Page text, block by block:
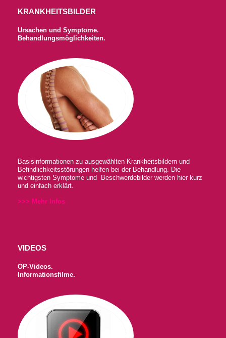
KRANKHEITSBILDER
Ursachen und Symptome.
Behandlungsmöglichkeiten.
Basisinformationen zu ausgewählten Krankheitsbildern und
Befindlichkeitsstörungen helfen bei der Behandlung. Die
wichtigsten Symptome und Beschwerdebilder werden hier kurz
und einfach erklärt.
>>> Mehr Infos
VIDEOS
OP-Videos.
Informationsfilme.